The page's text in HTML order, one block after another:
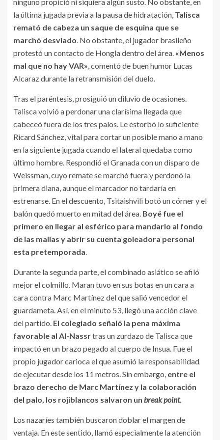
la última jugada previa a la pausa de hidratación, Talisca
remató de cabeza un saque de esquina que se
marchó desviado. No obstante, el jugador brasileño
protestó un contacto de Hongla dentro del área. «Menos
mal que no hay VAR», comentó de buen humor Lucas
Alcaraz durante la retransmisión del duelo.
Tras el paréntesis, prosiguió un diluvio de ocasiones.
Talisca volvió a perdonar una clarísima llegada que
cabeceó fuera de los tres palos. Le estorbó lo suficiente
Ricard Sánchez, vital para cortar un posible mano a mano
en la siguiente jugada cuando el lateral quedaba como
último hombre. Respondió el Granada con un disparo de
Weissman, cuyo remate se marchó fuera y perdonó la
primera diana, aunque el marcador no tardaría en
estrenarse. En el descuento, Tsitaishvili botó un córner y el
balón quedó muerto en mitad del área. Boyé fue el
primero en llegar al esférico para mandarlo al fondo
de las mallas y abrir su cuenta goleadora personal
esta pretemporada.
Durante la segunda parte, el combinado asiático se afiló
mejor el colmillo. Maran tuvo en sus botas en un cara a
cara contra Marc Martínez del que salió vencedor el
guardameta. Así, en el minuto 53, llegó una acción clave
del partido. El colegiado señaló la pena máxima
favorable al Al-Nassrtras un zurdazo de Talisca que
impactó en un brazo pegado al cuerpo de Insua. Fue el
propio jugador carioca el que asumió la responsabilidad
de ejecutar desde los 11 metros. Sin embargo, entre el
brazo derecho de Marc Martínez y la colaboración
del palo, los rojiblancos salvaron un break point.
Los nazaríes también buscaron doblar el margen de
ventaja. En este sentido, llamó especialmente la atención